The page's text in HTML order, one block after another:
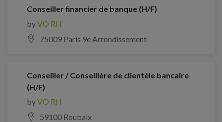
Conseiller financier de banque (H/F)
byVO RH
75009 Paris 9e Arrondissement
Conseiller / Conseillère de clientèle bancaire
(H/F)
byVO RH
59100 Roubaix